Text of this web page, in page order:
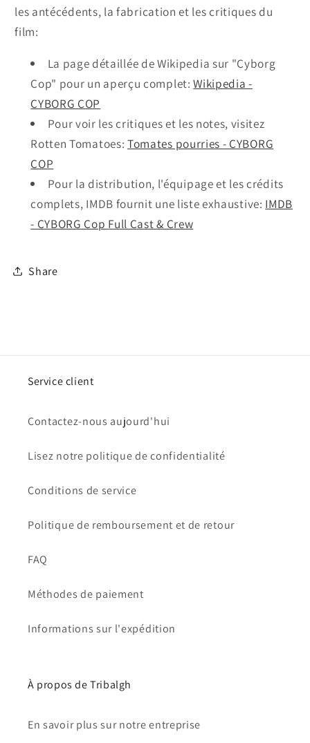
les antécédents, la fabrication et les critiques du
film:
La page détaillée de Wikipedia sur "Cyborg
Cop" pour un aperçu complet:Wikipedia -
CYBORG COP
Pour voir les critiques et les notes, visitez
Rotten Tomatoes: Tomates pourries - CYBORG
COP
Pour la distribution, l'équipage et les crédits
complets, IMDB fournit une liste exhaustive: IMDB
- CYBORG Cop ​​Full Cast & Crew
Share
Service client
Contactez-nous aujourd'hui
Lisez notre politique de confidentialité
Conditions de service
Politique de remboursement et de retour
FAQ
Méthodes de paiement
Informations sur l'expédition
À propos de Tribalgh
En savoir plus sur notre entreprise